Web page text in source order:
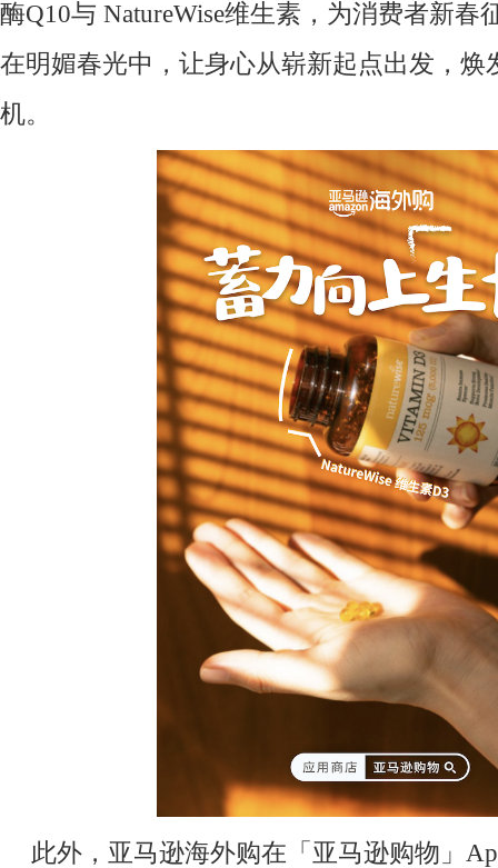
酶Q10与 NatureWise维生素，为消费者新春
在明媚春光中，让身心从崭新起点出发，焕
机。
此外，亚马逊海外购在「亚马逊购物」